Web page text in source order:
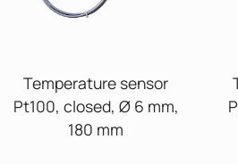
Temperature sensor
Pt100, closed, Ø 6 mm,
180 mm